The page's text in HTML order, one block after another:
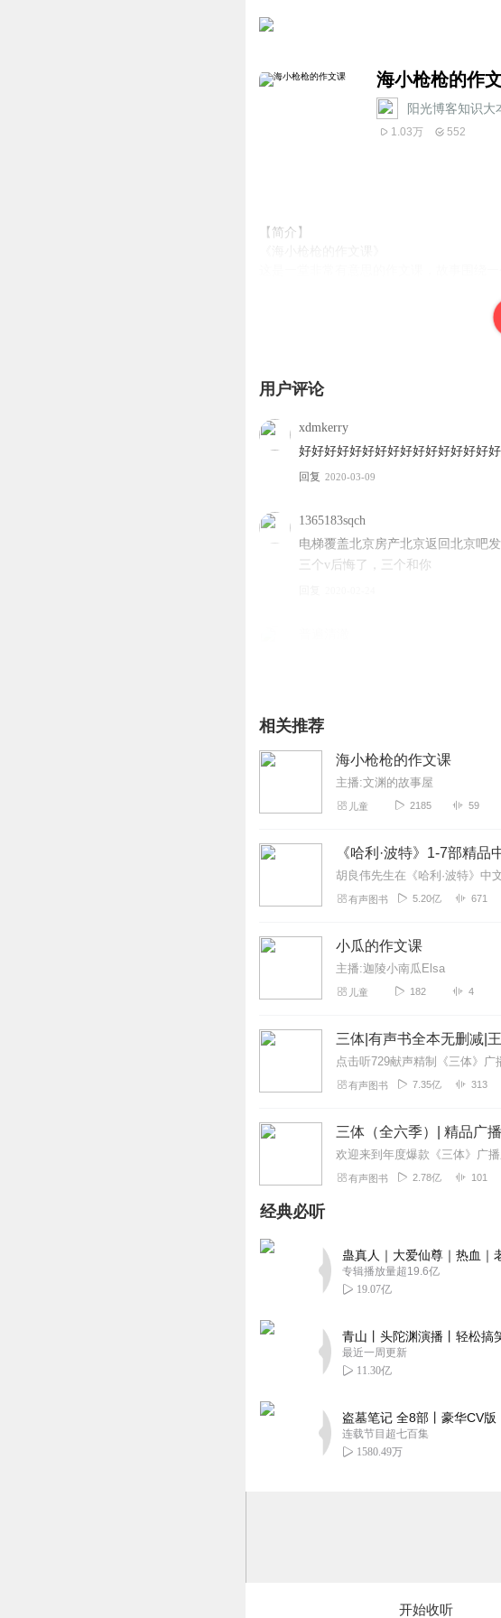
海小枪枪的作
阳光博客知识大
1.03万 552
【简介】
这是一堂非常有意思的作文课，故事围绕
临其境，既能感受到海小枪枪班级中的热
用户评论
xdmkerry
好好好好好好好好好好好好好好好
回复 2020-03-09
1365183sqch
电梯覆盖北京房产北京返回北京吧
三个v后悔了，三个和你
呃呃豆腐乳防打扰的给vv各过各的
黑大壮啊
何大将15
一点都不好听，又没用没有像其他
周成_zh
太不好听了太不好听了太不好听了
不好听了太不好听太不好听了
1583612tahn
哈哈哈哈哈哈哈哈哈哈哈哈哈哈
开朗的网友98军
护肤从嘟嘟和都督府地方
相关推荐
海小枪枪的作文课
主播:文渊的故事屋
儿童 2185 59
《哈利·波特》1-7部精
有声图书 5.20亿 671
小瓜的作文课
主播:迦陵小南瓜Elsa
儿童 182 4
三体|有声书全本无删减|
有声图书 7.35亿 313
三体（全六季）| 精品广
有声图书 2.78亿 101
经典必听
蛊真人｜大爱仙尊｜热血｜
专辑播放量超19.6亿
19.07亿
青山丨头陀渊演播丨轻松搞
最近一周更新
11.30亿
盗墓笔记 全8部丨豪华CV
连载节目超七百集
1580.49万
开始收听